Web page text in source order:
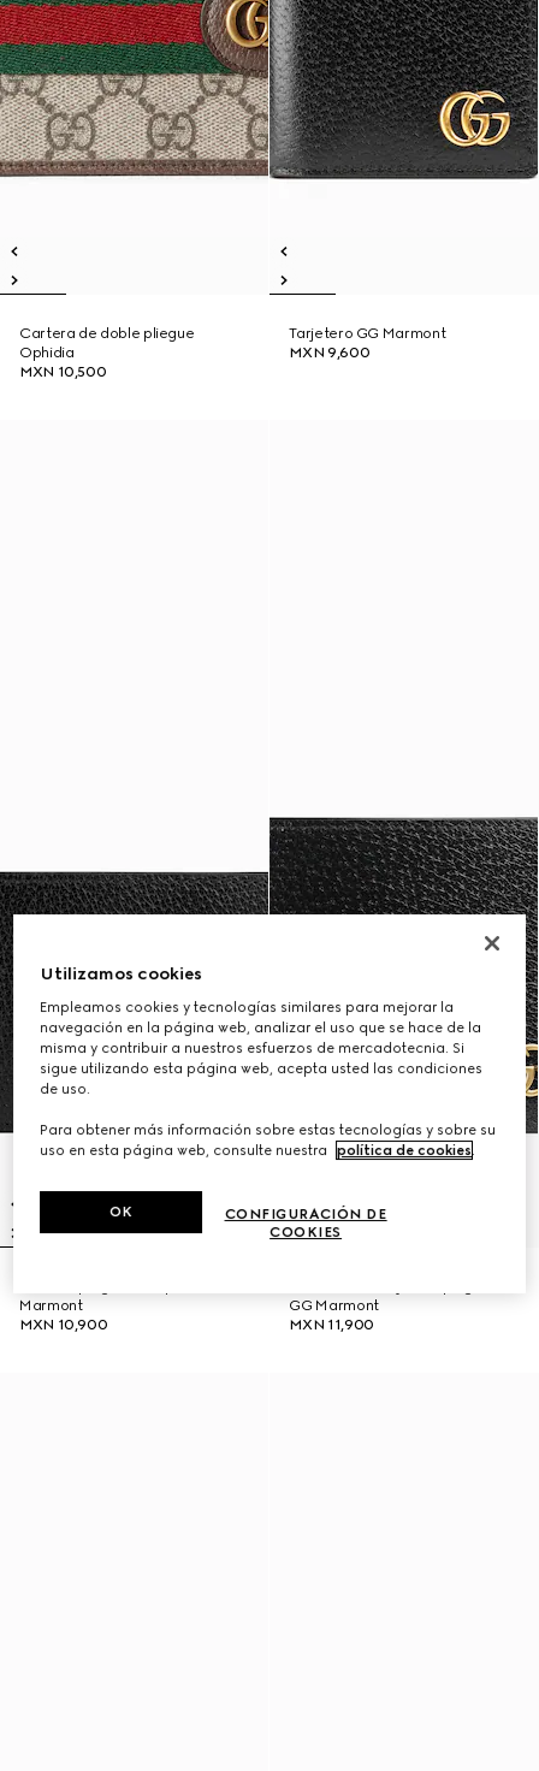
Cartera de doble pliegue
Ophidia
MXN 10,500
Tarjetero GG Marmont
MXN 9,600
Marmont
MXN 10,900
GG Marmont
MXN 11,900
Utilizamos cookies
Empleamos cookies y tecnologías similares para mejorar la
navegación en la página web, analizar el uso que se hace de la
misma y contribuir a nuestros esfuerzos de mercadotecnia. Si
sigue utilizando esta página web, acepta usted las condiciones
de uso.
Para obtener más información sobre estas tecnologías y sobre su
uso en esta página web, consulte nuestra
política de cookies.
CONFIGURACIÓN DE
COOKIES
OK